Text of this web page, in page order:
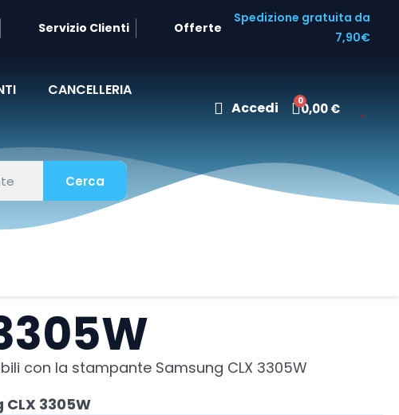
Servizio Clienti Offerte
Spedizione gratuita da
7,90€
CANCELLERIA
Accedi 0,00 €
Cerca
con la stampante Samsung CLX 3305W
3305W